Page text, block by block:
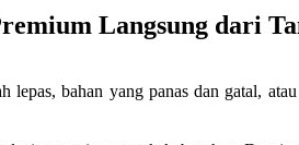
Langsung dari
lepas, bahan yang panas dan gatal,